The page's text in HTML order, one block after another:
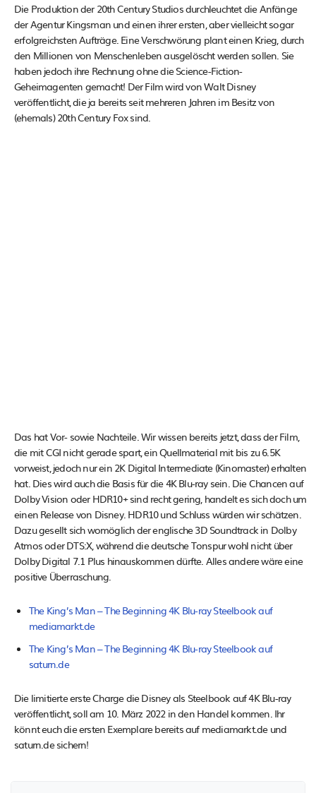
Die Produktion der 20th Century Studios durchleuchtet die Anfänge
der Agentur Kingsman und einen ihrer ersten, aber vielleicht sogar
erfolgreichsten Aufträge. Eine Verschwörung plant einen Krieg, durch
den Millionen von Menschenleben ausgelöscht werden sollen. Sie
haben jedoch ihre Rechnung ohne die Science-Fiction-
Geheimagenten gemacht! Der Film wird von Walt Disney
veröffentlicht, die ja bereits seit mehreren Jahren im Besitz von
(ehemals) 20th Century Fox sind.
Das hat Vor- sowie Nachteile. Wir wissen bereits jetzt, dass der Film,
die mit CGI nicht gerade spart, ein Quellmaterial mit bis zu 6.5K
vorweist, jedoch nur ein 2K Digital Intermediate (Kinomaster) erhalten
hat. Dies wird auch die Basis für die 4K Blu-ray sein. Die Chancen auf
Dolby Vision oder HDR10+ sind recht gering, handelt es sich doch um
einen Release von Disney. HDR10 und Schluss würden wir schätzen.
Dazu gesellt sich womöglich der englische 3D Soundtrack in Dolby
Atmos oder DTS:X, während die deutsche Tonspur wohl nicht über
Dolby Digital 7.1 Plus hinauskommen dürfte. Alles andere wäre eine
positive Überraschung.
The King’s Man – The Beginning 4K Blu-ray Steelbook auf
mediamarkt.de
The King’s Man – The Beginning 4K Blu-ray Steelbook auf
saturn.de
Die limitierte erste Charge die Disney als Steelbook auf 4K Blu-ray
veröffentlicht, soll am 10. März 2022 in den Handel kommen. Ihr
könnt euch die ersten Exemplare bereits auf mediamarkt.de und
saturn.de sichern!